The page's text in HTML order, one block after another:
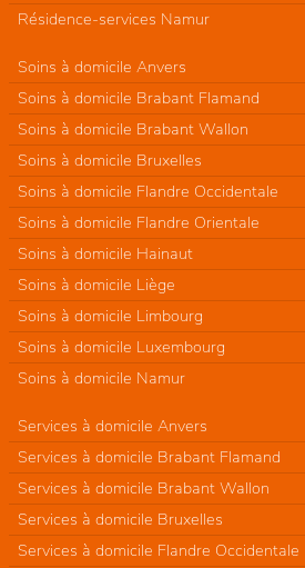
Résidence-services Namur
Soins à domicile Anvers
Soins à domicile Brabant Flamand
Soins à domicile Brabant Wallon
Soins à domicile Bruxelles
Soins à domicile Flandre Occidentale
Soins à domicile Flandre Orientale
Soins à domicile Hainaut
Soins à domicile Liège
Soins à domicile Limbourg
Soins à domicile Luxembourg
Soins à domicile Namur
Services à domicile Anvers
Services à domicile Brabant Flamand
Services à domicile Brabant Wallon
Services à domicile Bruxelles
Services à domicile Flandre Occidentale